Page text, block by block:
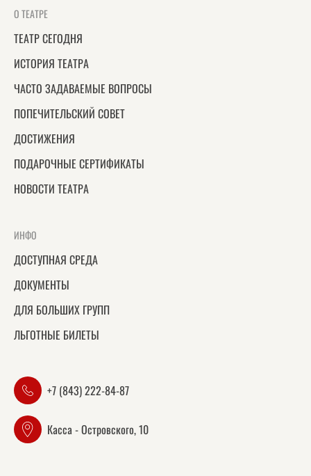
О ТЕАТРЕ
ТЕАТР СЕГОДНЯ
ИСТОРИЯ ТЕАТРА
ЧАСТО ЗАДАВАЕМЫЕ ВОПРОСЫ
ПОПЕЧИТЕЛЬСКИЙ СОВЕТ
ДОСТИЖЕНИЯ
ПОДАРОЧНЫЕ СЕРТИФИКАТЫ
НОВОСТИ ТЕАТРА
ИНФО
ДОСТУПНАЯ СРЕДА
ДОКУМЕНТЫ
ДЛЯ БОЛЬШИХ ГРУПП
ЛЬГОТНЫЕ БИЛЕТЫ
+7 (843) 222-84-87
Касса - Островского, 10